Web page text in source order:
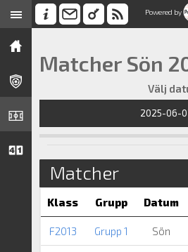
Powered by
Matcher Sön
Välj
2025-06-
Matcher
Klass Grupp Datum
F2013 Grupp 1 Sön